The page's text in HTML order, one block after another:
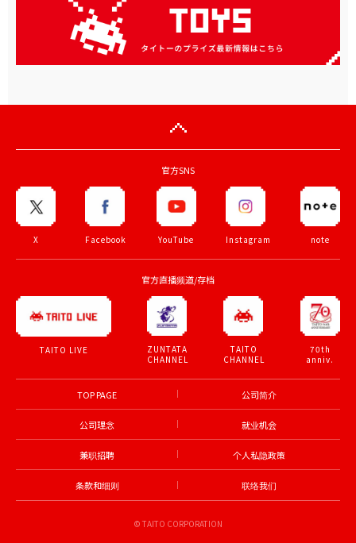
官方SNS
X Facebook YouTube Instagram note
官方直播频道/存档
TAITO LIVE
ZUNTATA
CHANNEL
TAITO
CHANNEL
70th
anniv.
TOP PAGE 公司简介
公司理念 就业机会
兼职招聘 个人私隐政策
条款和细则 联络我们
© TAITO CORPORATION